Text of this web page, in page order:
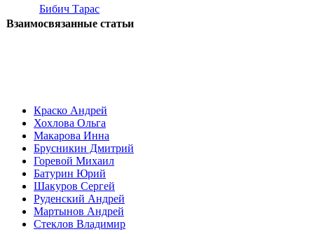
Бибич Тарас
Взаимосвязанные статьи
Краско Андрей
Хохлова Ольга
Макарова Инна
Брусникин Дмитрий
Горевой Михаил
Батурин Юрий
Шакуров Сергей
Руденский Андрей
Мартынов Андрей
Стеклов Владимир